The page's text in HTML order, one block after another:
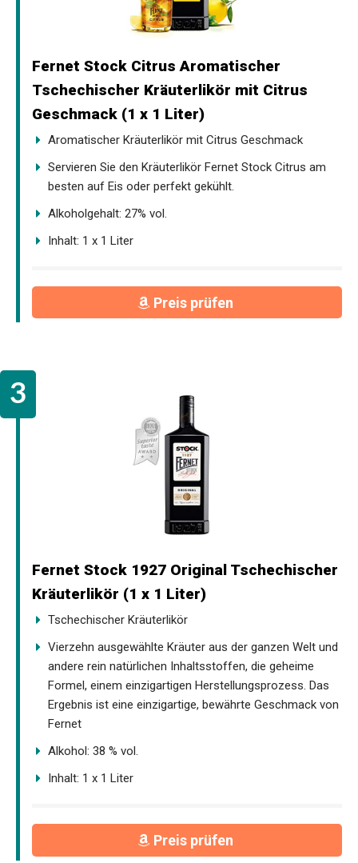
Fernet Stock Citrus Aromatischer
Tschechischer Kräuterlikör mit Citrus
Geschmack (1 x 1 Liter)
Aromatischer Kräuterlikör mit Citrus Geschmack
Servieren Sie den Kräuterlikör Fernet Stock Citrus am
besten auf Eis oder perfekt gekühlt.
Alkoholgehalt: 27% vol.
Inhalt: 1 x 1 Liter
Preis prüfen
Fernet Stock 1927 Original Tschechischer
Kräuterlikör (1 x 1 Liter)
Tschechischer Kräuterlikör
Vierzehn ausgewählte Kräuter aus der ganzen Welt und
andere rein natürlichen Inhaltsstoffen, die geheime
Formel, einem einzigartigen Herstellungsprozess. Das
Ergebnis ist eine einzigartige, bewährte Geschmack von
Fernet
Alkohol: 38 % vol.
Inhalt: 1 x 1 Liter
Preis prüfen